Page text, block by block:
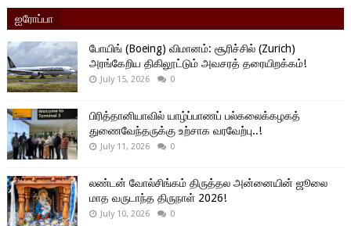
ஐரோப்பா
போயிங் (Boeing) விமானம்: சூரிச்சில் (Zurich)
அரங்கேறிய திகிலூட்டும் அவசரத் தரையிறக்கம்!
July 15, 2026 0
பிரித்தானியாவில் யாழ்ப்பாணப் பல்கலைக்கழகத்
துணைவேந்தருக்கு உற்சாக வரவேற்பு..!
July 11, 2026 0
லண்டன் வோல்சிங்கம் திருத்தல அன்னையின் ஜூலை
மாத வருடாந்த திருநாள் 2026!
July 10, 2026 0